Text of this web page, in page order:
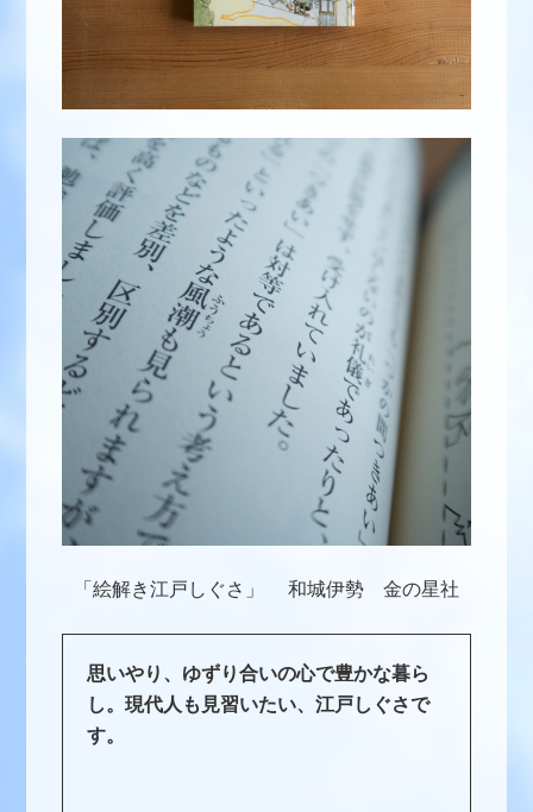
「絵解き江戸しぐさ」 和城伊勢 金の星社
思いやり、ゆずり合いの心で豊かな暮ら
し。現代人も見習いたい、江戸しぐさで
す。